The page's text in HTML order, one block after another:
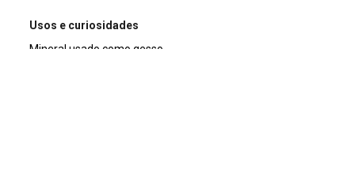
Usos e curiosidades
Mineral usado como gesso.